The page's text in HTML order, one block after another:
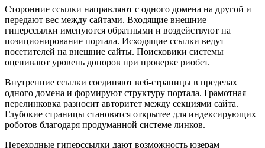
Сторонние ссылки направляют с одного домена на другой и
передают вес между сайтами. Входящие внешние
гиперссылки именуются обратными и воздействуют на
позиционирование портала. Исходящие ссылки ведут
посетителей на внешние сайты. Поисковики системы
оценивают уровень доноров при проверке риобет.
Внутренние ссылки соединяют веб-страницы в пределах
одного домена и формируют структуру портала. Грамотная
перелинковка разносит авторитет между секциями сайта.
Глубокие страницы становятся открытее для индексирующих
роботов благодаря продуманной системе линков.
Переходные гиперссылки дают возможность юзерам